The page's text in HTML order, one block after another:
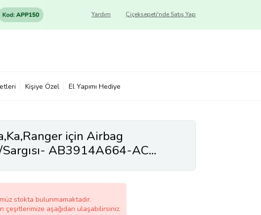
Çiçeksepeti'nde Satış Yap
Yardım
Kişiye Özel El Yapımı Hediye
için Airbag
AB3914A664-AC
stokta bulunmamaktadır.
çeşitlerimize aşağıdan ulaşabilirsiniz.